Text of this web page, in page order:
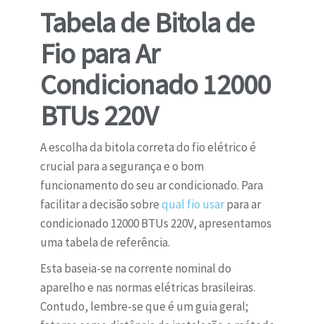
Tabela de Bitola de
Fio para Ar
Condicionado 12000
BTUs 220V
A escolha da bitola correta do fio elétrico é
crucial para a segurança e o bom
funcionamento do seu ar condicionado. Para
facilitar a decisão sobrequal fio usarpara ar
condicionado 12000 BTUs 220V, apresentamos
uma tabela de referência.
Esta baseia-se na corrente nominal do
aparelho e nas normas elétricas brasileiras.
Contudo, lembre-se que é um guia geral;